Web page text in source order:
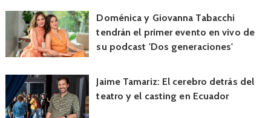
Doménica y Giovanna Tabacchi
tendrán el primer evento en vivo de
su podcast 'Dos generaciones'
Jaime Tamariz: El cerebro detrás del
teatro y el casting en Ecuador